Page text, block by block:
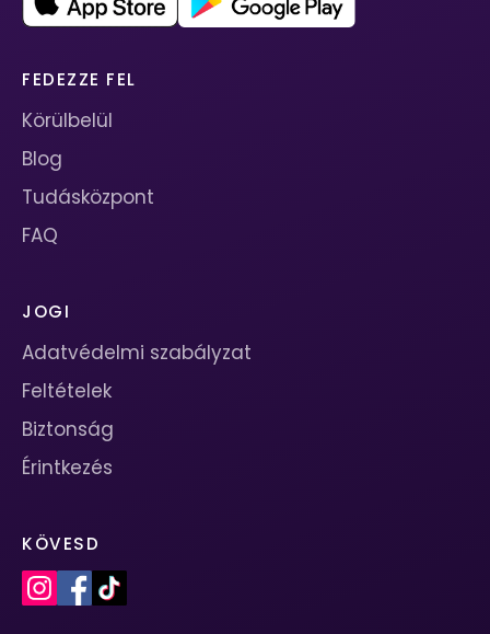
FEDEZZE FEL
Körülbelül
Blog
Tudásközpont
FAQ
JOGI
Adatvédelmi szabályzat
Feltételek
Biztonság
Érintkezés
KÖVESD